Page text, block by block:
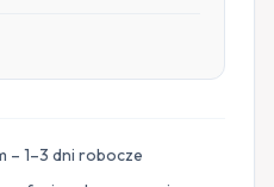
– 1–3 dni robocze